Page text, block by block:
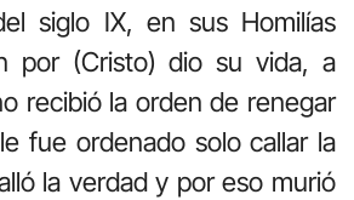
siglo IX, en sus Homilías
por (Cristo) dio su vida, a
recibió la orden de renegar
fue ordenado solo callar la
la verdad y por eso murió